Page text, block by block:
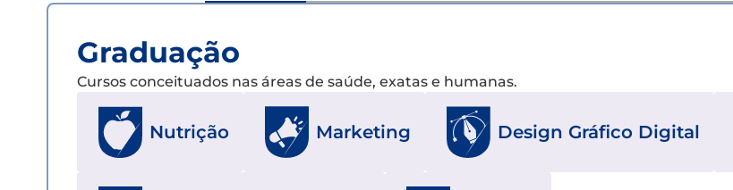
Graduação
Cursos conceituados nas áreas de saúde, exatas e humanas.
Nutrição Marketing Design Gráfico Digital